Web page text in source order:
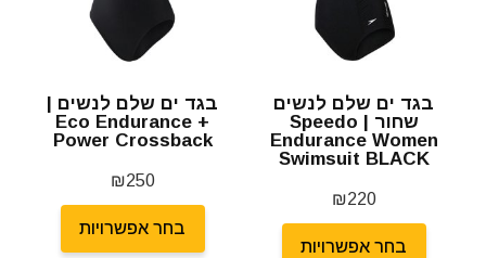
בגד ים שלם לנשים
שחור | Speedo
Endurance Women
Swimsuit BLACK
₪220
בחר אפשרויות
בגד ים שלם לנשים |
Eco Endurance +
Power Crossback
₪250
בחר אפשרויות